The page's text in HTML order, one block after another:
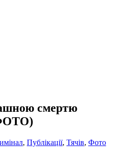
смертю
, Публікації, Тячів, Фото